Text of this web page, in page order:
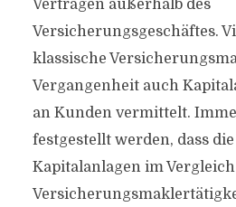
Verträgen außerhalb des
Versicherungsgeschäftes.
klassische
Vergangenheit auch
an Kunden vermittelt.
festgestellt werden, dass
Kapitalanlagen im